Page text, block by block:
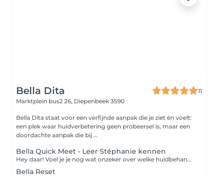
Bella Dita
11
Marktplein bus2 26, Diepenbeek 3590
Bella Dita staat voor een verfijnde aanpak die je ziet én voelt:
een plek waar huidverbetering geen probeersel is, maar een
doordachte aanpak die bij ...
Bella Quick Meet - Leer Stéphanie kennen
Hey daar! Voel je je nog wat onzeker over welke huidbehandeling bij jou past? Of wil je eerst even kort kennismaken voordat je een volledige intake boekt? Dan is de Bella Quick Meet perfect voor jou. In dit korte gesprek van 20 minuten: Leer je Stéphanie persoonlijk kennen en krijg je meteen een eerste indruk van haar expertise zo ontdek je of ik de juiste persoon ben om samen aan jouw huid te werken Kun je je huidvragen stellen en horen of er een oplossing is voor jou Voel je hoe het is om bij Bella Dita jezelf te zijn, in een warme en professionele omgeving Alles gebeurt op jouw ritme, zodat jij op een ontspannen manier kunt ontdekken wat mogelijk is voor jouw huid.
Bella Reset